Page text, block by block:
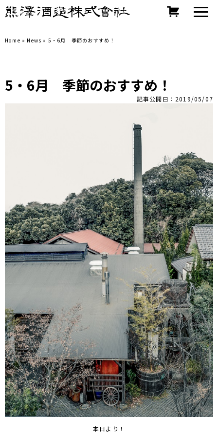
Home » News » 5・6月 季節のおすすめ！
5・6月 季節のおすすめ！
記事公開日：2019/05/07
本日より！